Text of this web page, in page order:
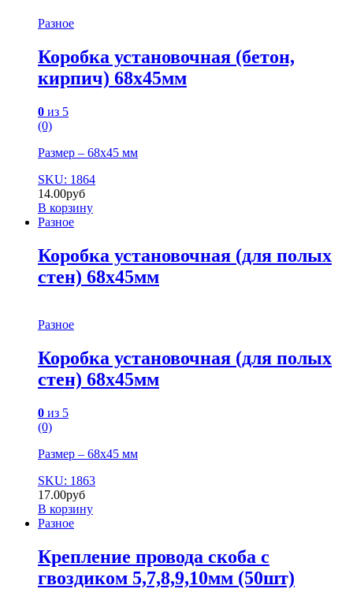
Разное
Коробка установочная (бетон,
кирпич) 68х45мм
0 из 5
(0)
Размер – 68х45 мм
SKU: 1864
14.00руб
В корзину
Разное
Коробка установочная (для полых
стен) 68х45мм
Разное
Коробка установочная (для полых
стен) 68х45мм
0 из 5
(0)
Размер – 68х45 мм
SKU: 1863
17.00руб
В корзину
Разное
Крепление провода скоба с
гвоздиком 5,7,8,9,10мм (50шт)